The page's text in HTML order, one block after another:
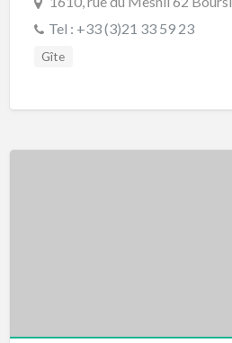
Tel : +33 (3)21 33 59 23
Gîte